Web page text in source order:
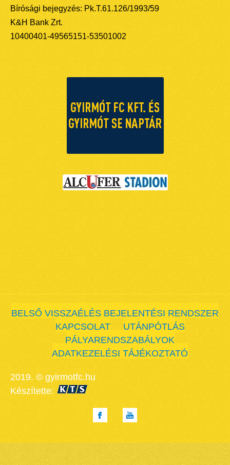
Bírósági bejegyzés: Pk.T.61.126/1993/59
K&H Bank Zrt.
10400401-49565151-53501002
BELSŐ VISSZAÉLÉS BEJELENTÉSI RENDSZER
KAPCSOLAT
UTÁNPÓTLÁS
PÁLYARENDSZABÁLYOK
ADATKEZELÉSI TÁJÉKOZTATÓ
2019. © gyirmotfc.hu
Készítette: